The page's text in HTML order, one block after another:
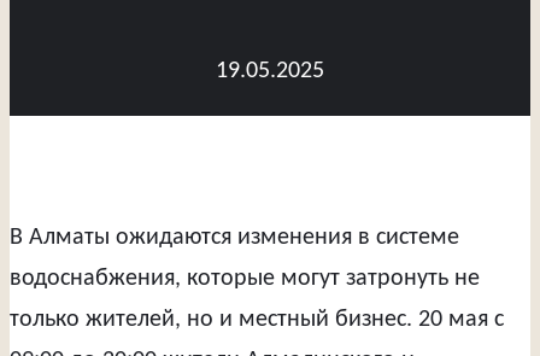
19.05.2025
В Алматы ожидаются изменения в системе
водоснабжения, которые могут затронуть не
только жителей, но и местный бизнес. 20 мая с